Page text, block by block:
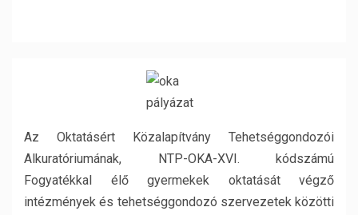
Az Oktatásért Közalapítvány Tehetséggondozói
Alkuratóriumának, NTP-OKA-XVI. kódszámú
Fogyatékkal élő gyermekek oktatását végző
intézmények és tehetséggondozó szervezetek közötti